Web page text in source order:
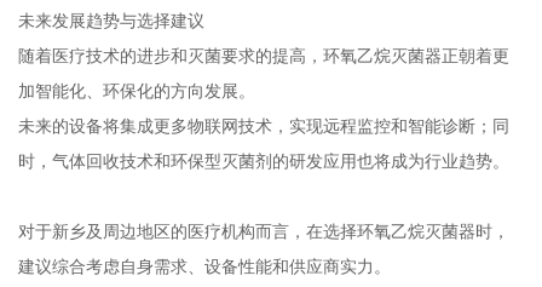
未来发展趋势与选择建议
随着医疗技术的进步和灭菌要求的提高，环氧乙烷灭菌器正朝着更
加智能化、环保化的方向发展。
未来的设备将集成更多物联网技术，实现远程监控和智能诊断；同
时，气体回收技术和环保型灭菌剂的研发应用也将成为行业趋势。
对于新乡及周边地区的医疗机构而言，在选择环氧乙烷灭菌器时，
建议综合考虑自身需求、设备性能和供应商实力。